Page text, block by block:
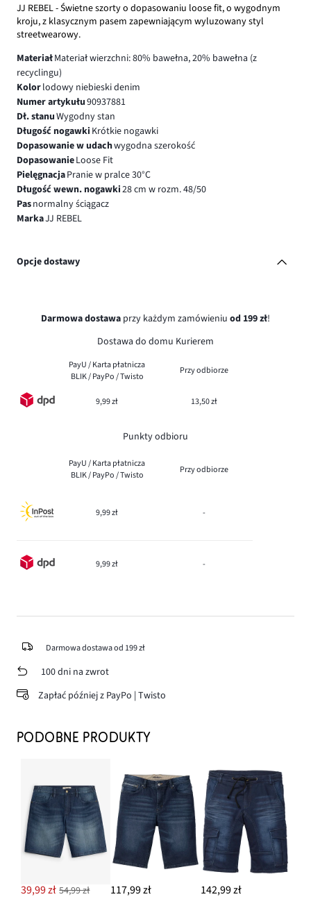
JJ REBEL - Świetne szorty o dopasowaniu loose fit, o wygodnym
kroju, z klasycznym pasem zapewniającym wyluzowany styl
streetwearowy.
MateriałMateriał wierzchni: 80% bawełna, 20% bawełna (z
recyclingu)
Kolorlodowy niebieski denim
Numer artykułu90937881
Dł. stanuWygodny stan
Długość nogawki Krótkie nogawki
Dopasowanie w udachwygodna szerokość
DopasowanieLoose Fit
PielęgnacjaPranie w pralce 30°C
Długość wewn. nogawki28 cm w rozm. 48/50
Pasnormalny ściągacz
MarkaJJ REBEL
Opcje dostawy
Darmowa dostawa przy każdym zamówieniu od 199 zł!
Dostawa do domu Kurierem
PayU / Karta płatnicza
BLIK / PayPo / Twisto
Przy odbiorze
9,99 zł 13,50 zł
Punkty odbioru
PayU / Karta płatnicza
BLIK / PayPo / Twisto
Przy odbiorze
9,99 zł -
9,99 zł -
Darmowa dostawa od 199 zł
100 dni na zwrot
Zapłać później z PayPo | Twisto
PODOBNE PRODUKTY
39,99 zł 54,99 zł 117,99 zł 142,99 zł